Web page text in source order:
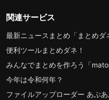
関連サービス
最新ニュースまとめ「まとめダ
便利ツールまとめダネ！
みんなでまとめを作ろう「
今年は令和何年？
ファイルアップローダー あぷ